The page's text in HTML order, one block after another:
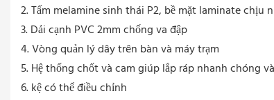
2. Tấm melamine sinh thái P2, bề mặt laminate chịu
3. Dải cạnh PVC 2mm chống va đập
4. Vòng quản lý dây trên bàn và máy trạm
5. Hệ thống chốt và cam giúp lắp ráp nhanh chóng
6. kệ có thể điều chỉnh